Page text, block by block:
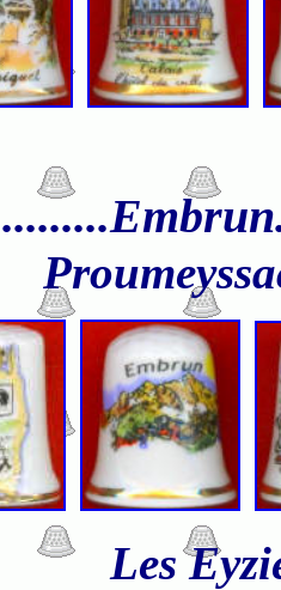
Les